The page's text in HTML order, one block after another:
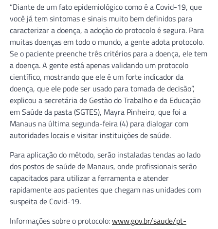
“Diante de um fato epidemiológico como é a Covid-19, que
você já tem sintomas e sinais muito bem definidos para
caracterizar a doença, a adoção do protocolo é segura. Para
muitas doenças em todo o mundo, a gente adota protocolo.
Se o paciente preenche três critérios para a doença, ele tem
a doença. A gente está apenas validando um protocolo
científico, mostrando que ele é um forte indicador da
doença, que ele pode ser usado para tomada de decisão”,
explicou a secretária de Gestão do Trabalho e da Educação
em Saúde da pasta (SGTES), Mayra Pinheiro, que foi a
Manaus na última segunda-feira (4) para dialogar com
autoridades locais e visitar instituições de saúde.
Para aplicação do método, serão instaladas tendas ao lado
dos postos de saúde de Manaus, onde profissionais serão
capacitados para utilizar a ferramenta e atender
rapidamente aos pacientes que chegam nas unidades com
suspeita de Covid-19.
Informações sobre o protocolo:www.gov.br/saude/pt-